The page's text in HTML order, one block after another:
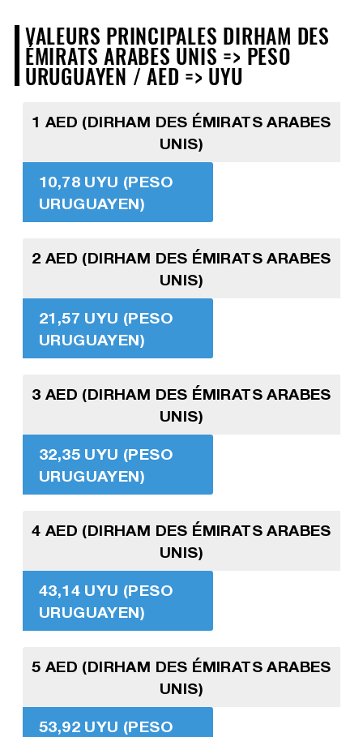
VALEURS PRINCIPALES DIRHAM DES
ÉMIRATS ARABES UNIS => PESO
URUGUAYEN / AED => UYU
1 AED (DIRHAM DES ÉMIRATS ARABES
UNIS)
10,78 UYU (PESO
URUGUAYEN)
2 AED (DIRHAM DES ÉMIRATS ARABES
UNIS)
21,57 UYU (PESO
URUGUAYEN)
3 AED (DIRHAM DES ÉMIRATS ARABES
UNIS)
32,35 UYU (PESO
URUGUAYEN)
4 AED (DIRHAM DES ÉMIRATS ARABES
UNIS)
43,14 UYU (PESO
URUGUAYEN)
5 AED (DIRHAM DES ÉMIRATS ARABES
UNIS)
53,92 UYU (PESO